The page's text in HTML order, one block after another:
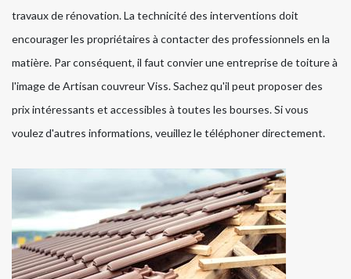
travaux de rénovation. La technicité des interventions doit
encourager les propriétaires à contacter des professionnels en la
matière. Par conséquent, il faut convier une entreprise de toiture à
l'image de Artisan couvreur Viss. Sachez qu'il peut proposer des
prix intéressants et accessibles à toutes les bourses. Si vous
voulez d'autres informations, veuillez le téléphoner directement.